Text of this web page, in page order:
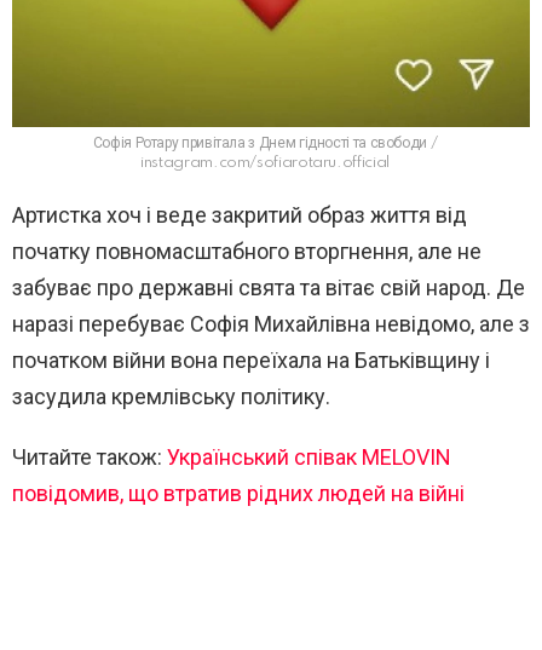
Софія Ротару привітала з Днем гідності та свободи /
instagram.com/sofiarotaru.official
Артистка хоч і веде закритий образ життя від
початку повномасштабного вторгнення, але не
забуває про державні свята та вітає свій народ. Де
наразі перебуває Софія Михайлівна невідомо, але з
початком війни вона переїхала на Батьківщину і
засудила кремлівську політику.
Читайте також: Український співак MЕLOVIN
повідомив, що втратив рідних людей на війні